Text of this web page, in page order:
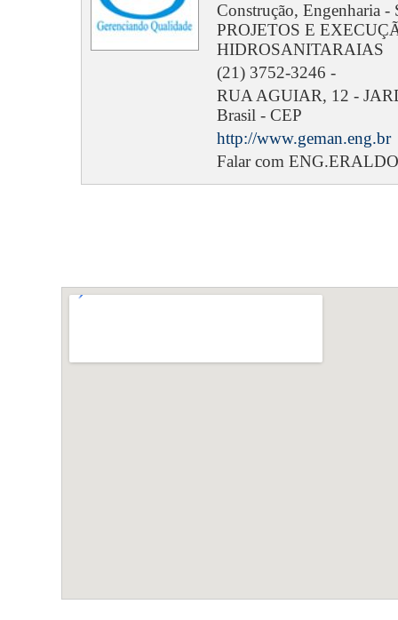
Construção, Engenharia
PROJETOS E
HIDROSANITARAIAS
(21) 3752-3246 -
RUA AGUIAR, 12 -
Brasil - CEP
http://www.geman.eng.br
Falar com